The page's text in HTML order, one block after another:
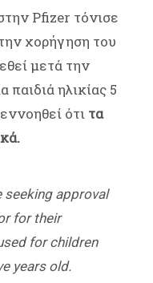
Pfizer τόνισε
χορήγηση του
μετά την
ηλικίας 5
ότι τα
seeking approval
for their
for children
years old.